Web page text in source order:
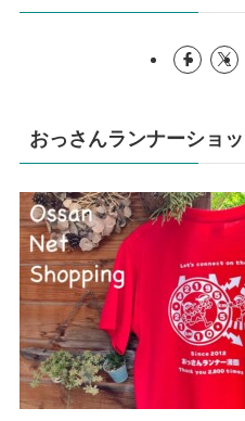
おっさんランナーショ